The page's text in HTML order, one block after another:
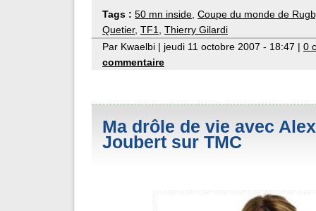
Tags : 50 mn inside Coupe du monde de
Quetier, TF1
Thierry Gilardi
Par Kwaelbi | jeudi 11 octobre 2007 - 18:47 | 0
commentaire
Ma drôle de vie avec
Joubert sur TMC